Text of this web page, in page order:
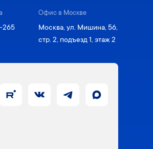
265
Офис в Москве
Москва, ул. Мишина, 56,
стр. 2, подъезд 1, этаж 2